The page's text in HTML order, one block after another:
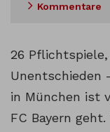
Kommentare
26
Unentschieden
in München ist
FC Bayern